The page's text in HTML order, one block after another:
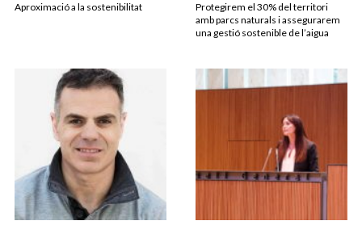
Aproximació a la sostenibilitat
Protegirem el 30% del territori
amb parcs naturals i assegurarem
una gestió sostenible de l’aigua